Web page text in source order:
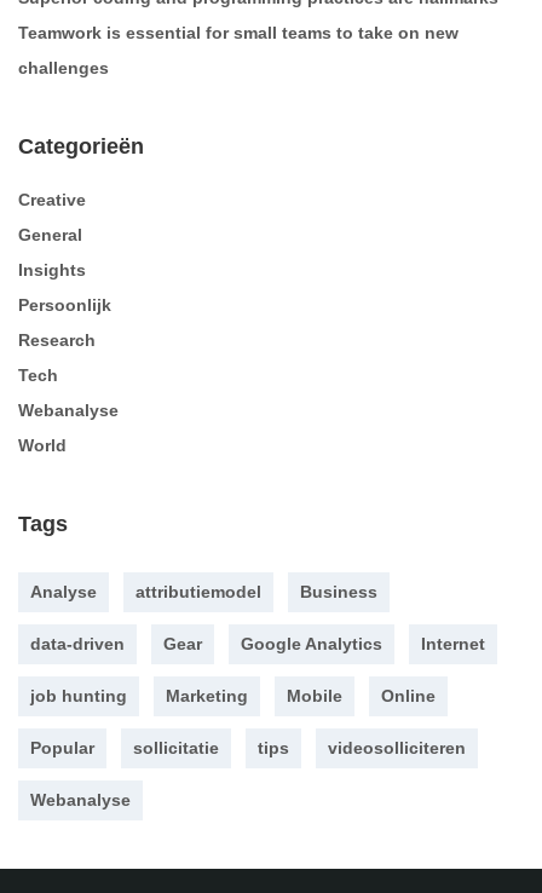
Teamwork is essential for small teams to take on new
challenges
Categorieën
Creative
General
Insights
Persoonlijk
Research
Tech
Webanalyse
World
Tags
Analyse attributiemodel Business
data-driven Gear Google Analytics Internet
job hunting Marketing Mobile Online
Popular sollicitatie tips videosolliciteren
Webanalyse